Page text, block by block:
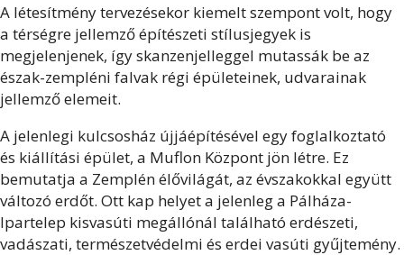
A létesítmény tervezésekor kiemelt szempont volt, hogy
a térségre jellemző építészeti stílusjegyek is
megjelenjenek, így skanzenjelleggel mutassák be az
észak-zempléni falvak régi épületeinek, udvarainak
jellemző elemeit.
A jelenlegi kulcsosház újjáépítésével egy foglalkoztató
és kiállítási épület, a Muflon Központ jön létre. Ez
bemutatja a Zemplén élővilágát, az évszakokkal együtt
változó erdőt. Ott kap helyet a jelenleg a Pálháza-
Ipartelep kisvasúti megállónál található erdészeti,
vadászati, természetvédelmi és erdei vasúti gyűjtemény.